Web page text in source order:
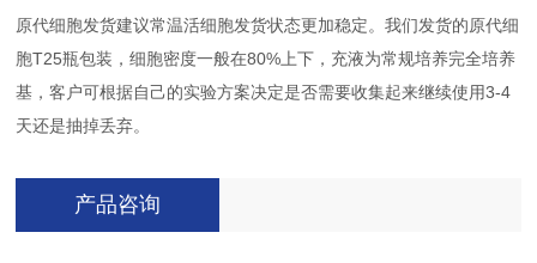
原代细胞发货建议常温活细胞发货状态更加稳定。我们发货的原代细
胞T25瓶包装，细胞密度一般在80%上下，充液为常规培养完全培养
基，客户可根据自己的实验方案决定是否需要收集起来继续使用3-4
天还是抽掉丢弃。
产品咨询